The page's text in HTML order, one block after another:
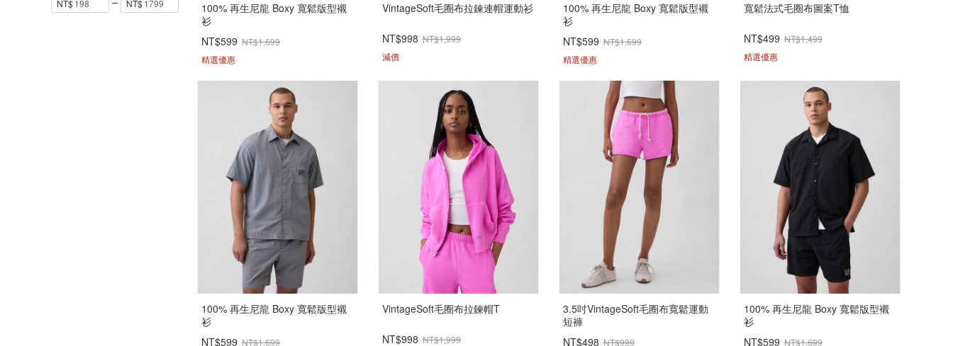
100% 再生尼龍 Boxy 寬鬆版型襯
衫
NT$599 NT$1,699
精選優惠
VintageSoft毛圈布拉鍊連帽運動衫
NT$998 NT$1,999
減價
100% 再生尼龍 Boxy 寬鬆版型襯
衫
NT$599 NT$1,699
精選優惠
寬鬆法式毛圈布圖案T恤
NT$499 NT$1,499
精選優惠
100% 再生尼龍 Boxy 寬鬆版型襯
衫
NT$599 NT$1,699
VintageSoft毛圈布拉鍊帽T
NT$998 NT$1,999
3.5吋VintageSoft毛圈布寬鬆運動
短褲
NT$498 NT$999
100% 再生尼龍 Boxy 寬鬆版型襯
衫
NT$599 NT$1,699